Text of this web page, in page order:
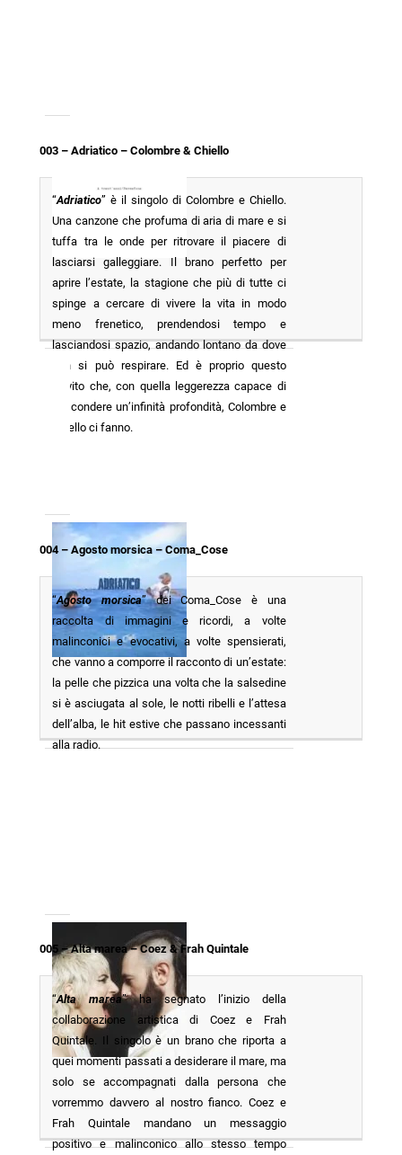
003 – Adriatico – Colombre & Chiello
“Adriatico” è il singolo di Colombre e Chiello.
Una canzone che profuma di aria di mare e si
tuffa tra le onde per ritrovare il piacere di
lasciarsi galleggiare. Il brano perfetto per
aprire l’estate, la stagione che più di tutte ci
spinge a cercare di vivere la vita in modo
meno frenetico, prendendosi tempo e
lasciandosi spazio, andando lontano da dove
non si può respirare. Ed è proprio questo
l’invito che, con quella leggerezza capace di
nascondere un’infinità profondità, Colombre e
Chiello ci fanno.
004 – Agosto morsica – Coma_Cose
“Agosto morsica” dei Coma_Cose è una
raccolta di immagini e ricordi, a volte
malinconici e evocativi, a volte spensierati,
che vanno a comporre il racconto di un’estate:
la pelle che pizzica una volta che la salsedine
si è asciugata al sole, le notti ribelli e l’attesa
dell’alba, le hit estive che passano incessanti
alla radio.
005 – Alta marea – Coez & Frah Quintale
“Alta marea” ha segnato l’inizio della
collaborazione artistica di Coez e Frah
Quintale. Il singolo è un brano che riporta a
quei momenti passati a desiderare il mare, ma
solo se accompagnati dalla persona che
vorremmo davvero al nostro fianco. Coez e
Frah Quintale mandano un messaggio
positivo e malinconico allo stesso tempo